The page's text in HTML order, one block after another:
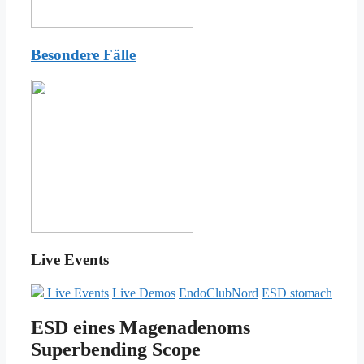
Besondere Fälle
Live Events
Live Events Live Demos EndoClubNord ESD stomach
ESD eines Magenadenoms
Superbending Scope